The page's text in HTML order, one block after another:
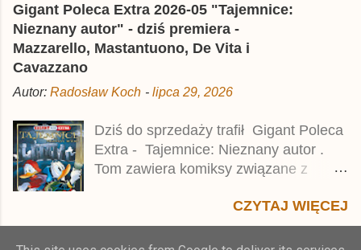
młodego Kaczora Donalda i jego
przyjaciół, lecz prawdopodobnie znajdą
się tam opowieści z wydań 9-10 .
kosztowała 37,99 zł. W środku znajdą
Taschenbuch Young Comics, które
zostały wydane w Niemczech parę
miesięcy temu.
Gigant Poleca Extra 2026-05 "Tajemnice:
Nieznany autor" - dziś premiera -
Mazzarello, Mastantuono, De Vita i
Cavazzano
Autor: Radosław Koch - lipca 29, 2026
Dziś do sprzedaży trafił Gigant Poleca
Extra - Tajemnice: Nieznany autor .
Tom zawiera komiksy związane z
najmniej kilka ciekawych historii,
zarówno nowych jak i tych, które w
Polsce pojawiły się parę dekad temu.
CZYTAJ WIĘCEJ